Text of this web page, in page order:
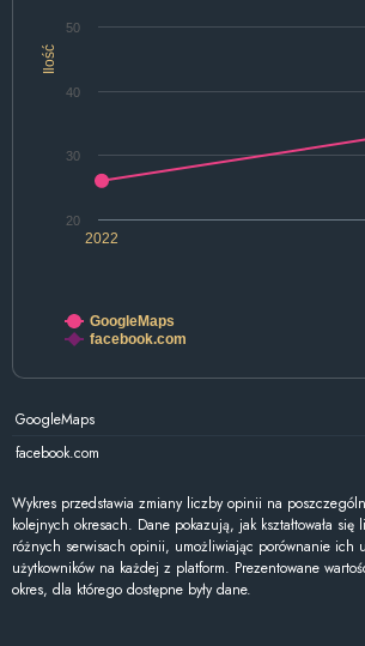
Ilość
2022
20
30
40
50
GoogleMaps
facebook.com
GoogleMaps
facebook.com
Wykres przedstawia zmiany liczby opinii na
kolejnych okresach. Dane pokazują, jak kształtowała
różnych serwisach opinii, umożliwiając porównanie ich
użytkowników na każdej z platform. Prezentowane
okres, dla którego dostępne były dane.